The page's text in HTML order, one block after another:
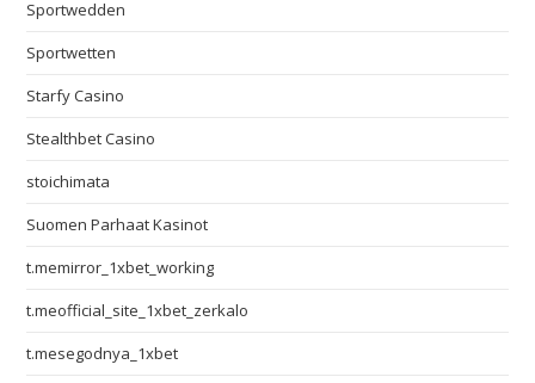
Sportwedden
Sportwetten
Starfy Casino
Stealthbet Casino
stoichimata
Suomen Parhaat Kasinot
t.memirror_1xbet_working
t.meofficial_site_1xbet_zerkalo
t.mesegodnya_1xbet